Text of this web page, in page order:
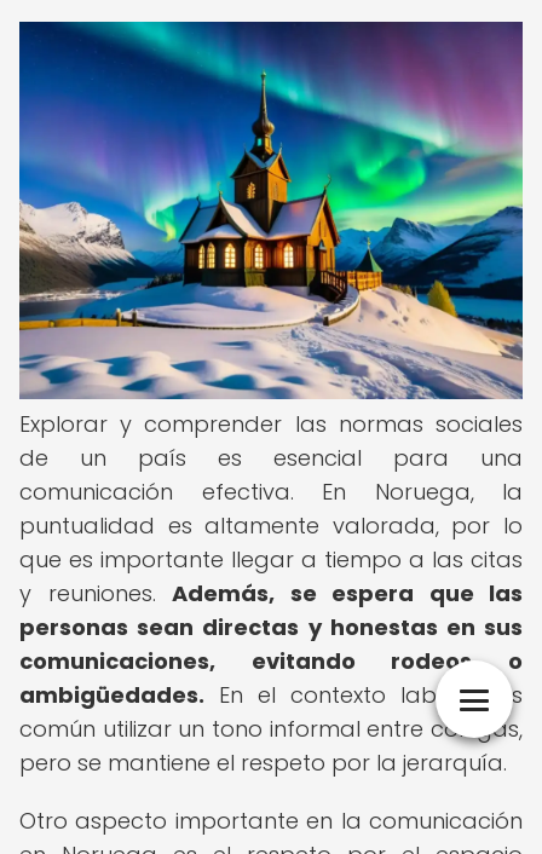
Explorar y comprender las normas sociales
de un país es esencial para una
comunicación efectiva. En Noruega, la
puntualidad es altamente valorada, por lo
que es importante llegar a tiempo a las citas
y reuniones. Además, se espera que las
personas sean directas y honestas en sus
comunicaciones, evitando rodeos o
ambigüedades. En el contexto laboral, es
común utilizar un tono informal entre colegas,
pero se mantiene el respeto por la jerarquía.
Otro aspecto importante en la comunicación